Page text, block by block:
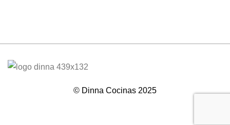
© Dinna Cocinas 2025